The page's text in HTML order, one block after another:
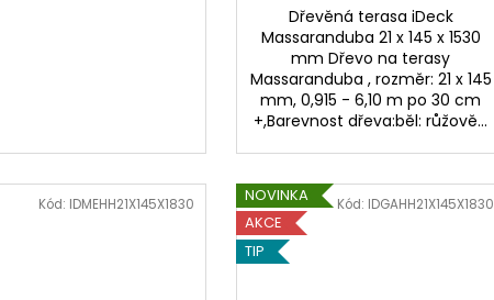
Dřevěná terasa iDeck
Massaranduba 21 x 145 x 1530
mm Dřevo na terasy
Massaranduba , rozměr: 21 x 145
mm, 0,915 - 6,10 m po 30 cm
+,Barevnost dřeva:běl: růžově...
Kód: IDMEHH21X145X1830
NOVINKA
AKCE
TIP
Kód: IDGAHH21X145X1830